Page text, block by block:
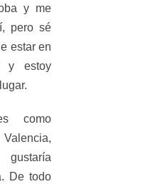
y me
pero sé
estar en
y estoy
como
De todo